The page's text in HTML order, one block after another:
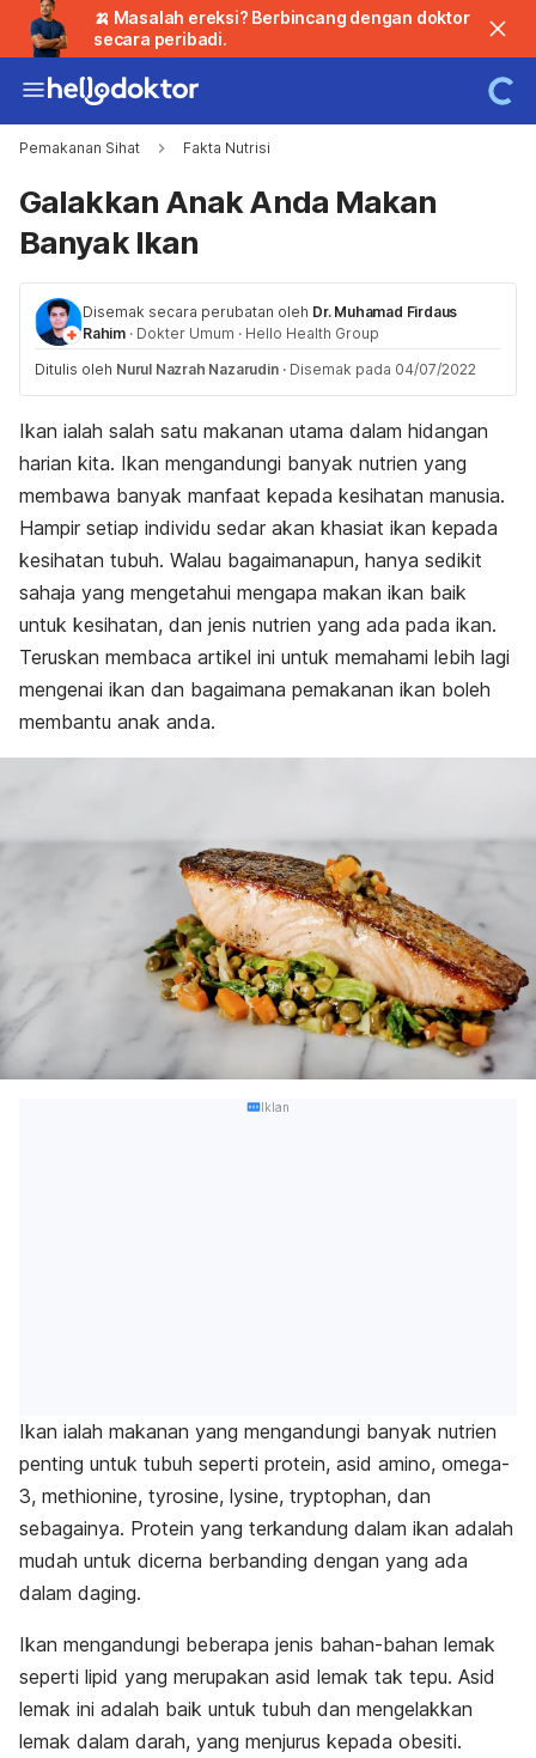
🍌 Masalah ereksi? Berbincang dengan doktor
secara peribadi.
Pemakanan Sihat Fakta Nutrisi
Galakkan Anak Anda Makan
Banyak Ikan
Disemak secara perubatan oleh Dr. Muhamad Firdaus
Rahim · Dokter Umum · Hello Health Group
Ditulis oleh Nurul Nazrah Nazarudin · Disemak pada 04/07/2022
Ikan ialah salah satu makanan utama dalam hidangan
harian kita. Ikan mengandungi banyak nutrien yang
membawa banyak manfaat kepada kesihatan manusia.
Hampir setiap individu sedar akan khasiat ikan kepada
kesihatan tubuh. Walau bagaimanapun, hanya sedikit
sahaja yang mengetahui mengapa makan ikan baik
untuk kesihatan, dan jenis nutrien yang ada pada ikan.
Teruskan membaca artikel ini untuk memahami lebih lagi
mengenai ikan dan bagaimana pemakanan ikan boleh
membantu anak anda.
Iklan
Ikan ialah makanan yang mengandungi banyak nutrien
penting untuk tubuh seperti protein, asid amino, omega-
3, methionine, tyrosine, lysine, tryptophan, dan
sebagainya. Protein yang terkandung dalam ikan adalah
mudah untuk dicerna berbanding dengan yang ada
dalam daging.
Ikan mengandungi beberapa jenis bahan-bahan lemak
seperti lipid yang merupakan asid lemak tak tepu. Asid
lemak ini adalah baik untuk tubuh dan mengelakkan
lemak dalam darah, yang menjurus kepada obesiti.